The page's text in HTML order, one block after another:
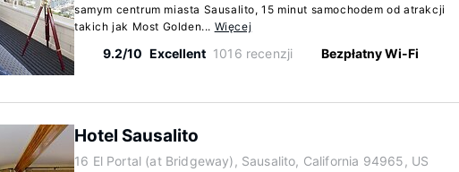
samym centrum miasta Sausalito, 15 minut samochodem od atrakcji
takich jak Most Golden... Więcej
9.2/10 Excellent 1016 recenzji Bezpłatny Wi-Fi
Hotel Sausalito
16 El Portal (at Bridgeway), Sausalito, California 94965, US